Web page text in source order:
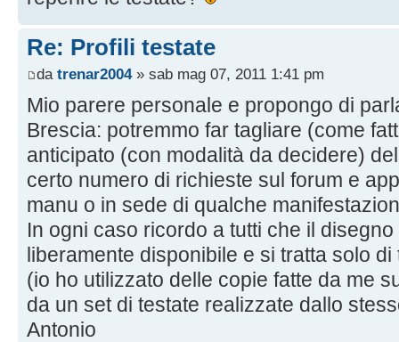
Re: Profili testate
da trenar2004» sab mag 07, 2011 1:41 pm
Mio parere personale e propongo di
Brescia: potremmo far tagliare (come
anticipato (con modalità da decidere)
certo numero di richieste sul forum e
manu o in sede di qualche
In ogni caso ricordo a tutti che il
liberamente disponibile e si tratta solo
(io ho utilizzato delle copie fatte da me
da un set di testate realizzate dallo
Antonio